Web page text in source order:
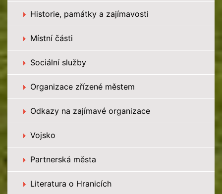
Historie, památky a zajímavosti
Místní části
Sociální služby
Organizace zřízené městem
Odkazy na zajímavé organizace
Vojsko
Partnerská města
Literatura o Hranicích